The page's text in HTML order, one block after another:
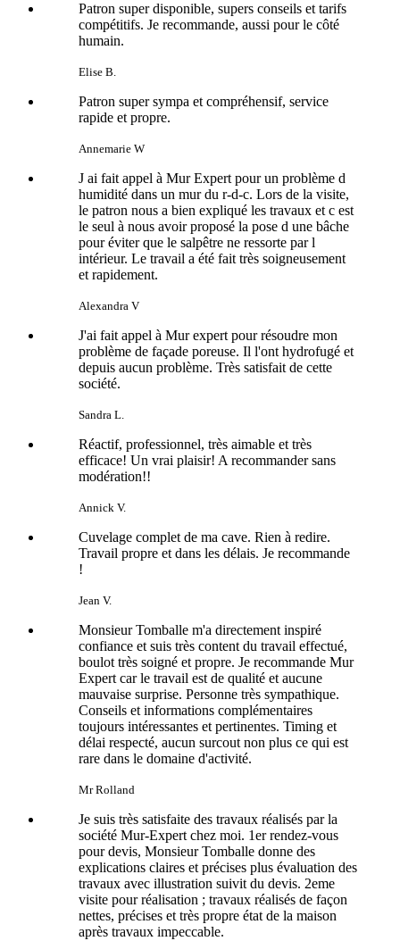
Patron super disponible, supers conseils et tarifs
compétitifs. Je recommande, aussi pour le côté
humain.
Elise B.
Patron super sympa et compréhensif, service
rapide et propre.
Annemarie W
J ai fait appel à Mur Expert pour un problème d
humidité dans un mur du r-d-c. Lors de la visite,
le patron nous a bien expliqué les travaux et c est
le seul à nous avoir proposé la pose d une bâche
pour éviter que le salpêtre ne ressorte par l
intérieur. Le travail a été fait très soigneusement
et rapidement.
Alexandra V
J'ai fait appel à Mur expert pour résoudre mon
problème de façade poreuse. Il l'ont hydrofugé et
depuis aucun problème. Très satisfait de cette
société.
Sandra L.
Réactif, professionnel, très aimable et très
efficace! Un vrai plaisir! A recommander sans
modération!!
Annick V.
Cuvelage complet de ma cave. Rien à redire.
Travail propre et dans les délais. Je recommande
!
Jean V.
Monsieur Tomballe m'a directement inspiré
confiance et suis très content du travail effectué,
boulot très soigné et propre. Je recommande Mur
Expert car le travail est de qualité et aucune
mauvaise surprise. Personne très sympathique.
Conseils et informations complémentaires
toujours intéressantes et pertinentes. Timing et
délai respecté, aucun surcout non plus ce qui est
rare dans le domaine d'activité.
Mr Rolland
Je suis très satisfaite des travaux réalisés par la
société Mur-Expert chez moi. 1er rendez-vous
pour devis, Monsieur Tomballe donne des
explications claires et précises plus évaluation des
travaux avec illustration suivit du devis. 2eme
visite pour réalisation ; travaux réalisés de façon
nettes, précises et très propre état de la maison
après travaux impeccable.